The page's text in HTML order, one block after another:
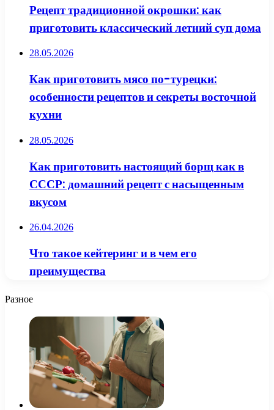
Рецепт традиционной окрошки: как
приготовить классический летний суп дома
28.05.2026
Как приготовить мясо по-турецки:
особенности рецептов и секреты восточной
кухни
28.05.2026
Как приготовить настоящий борщ как в
СССР: домашний рецепт с насыщенным
вкусом
26.04.2026
Что такое кейтеринг и в чем его
преимущества
Разное